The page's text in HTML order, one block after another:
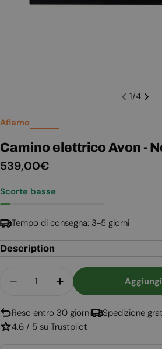
1/4
Aflamo
Camino elettrico Avon -
Prezzo
539,00€
Scorte basse
Tempo di consegna: 3-5 giorni
Description
Diminuisci La Quantità Per
Aumenta La
Reso entro 30 giorni
Spedizione
4.6 / 5 su Trustpilot